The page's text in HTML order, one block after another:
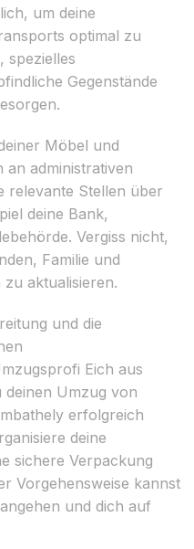
um deine
optimal zu
spezielles
Gegenstände
Möbel und
an administrativen
relevante Stellen über
deine Bank,
Vergiss nicht,
Familie und
aktualisieren.
und die
Eich aus
Umzug von
erfolgreich
deine
sichere Verpackung
Vorgehensweise kannst
und dich auf